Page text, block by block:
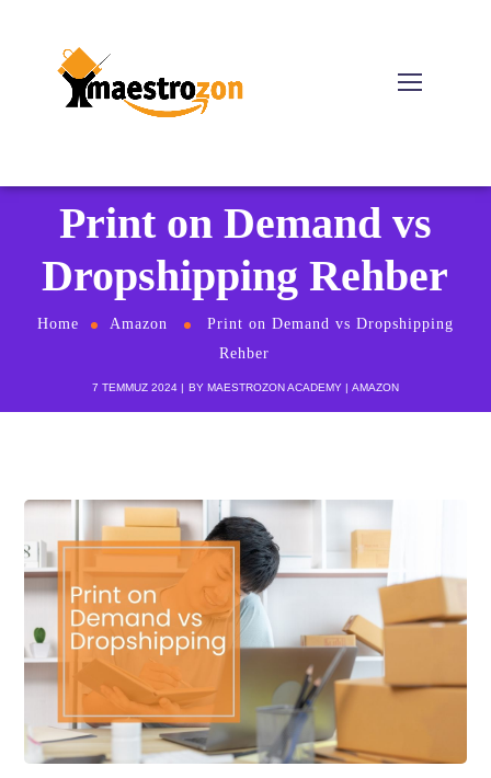
Print on Demand vs
Dropshipping Rehber
Home Amazon
Print on Demand vs Dropshipping
Rehber
7 TEMMUZ 2024 BY MAESTROZON ACADEMY AMAZON